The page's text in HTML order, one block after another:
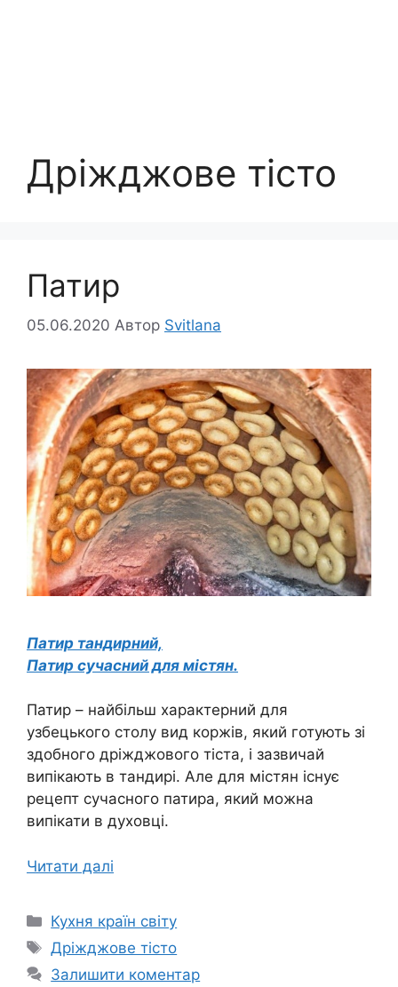
Дріжджове тісто
Патир
05.06.2020 Автор Svitlana
Патир тандирний,
Патир сучасний для містян.
Патир – найбільш характерний для
узбецького столу вид коржів, який готують зі
здобного дріжджового тіста, і зазвичай
випікають в тандирі. Але для містян існує
рецепт сучасного патира, який можна
випікати в духовці.
Читати далі
Категорії
Кухня країн світу
Позначки
Дріжджове тісто
Залишити коментар